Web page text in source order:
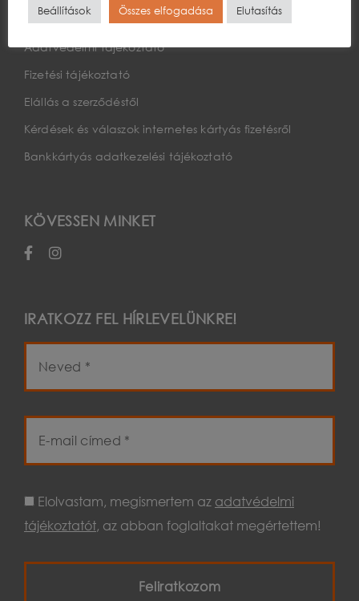
Általános Szerződési Feltételek
Adatvédelmi tájékoztató
Fizetési tájékoztató
Elállás a szerződéstől
Kérdések és válaszok internetes kártyás fizetésről
Bankkártyás adatkezelési tájékoztató
KÖVESSEN MINKET
IRATKOZZ FEL HÍRLEVELÜNKRE!
Elolvastam, megismertem az adatvédelmi
tájékoztatót, az abban foglaltakat megértettem!
Beállítások Összes elfogadása Elutasítás